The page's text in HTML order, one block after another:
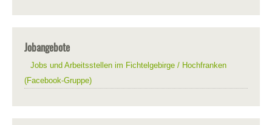
Jobangebote
Jobs und Arbeitsstellen im Fichtelgebirge / Hochfranken
(Facebook-Gruppe)